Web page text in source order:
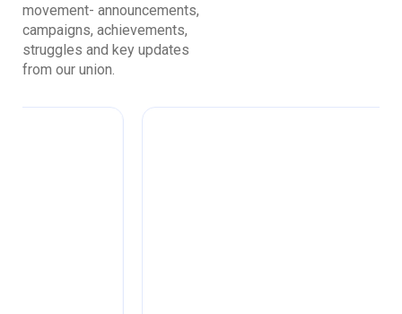
movement- announcements,
campaigns, achievements,
struggles and key updates
from our union.